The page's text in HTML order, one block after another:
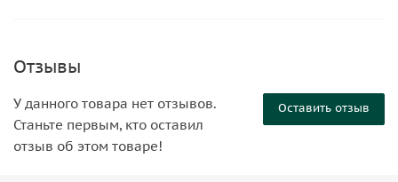
Отзывы
Оставить отзыв
У данного товара нет отзывов.
Станьте первым, кто оставил
отзыв об этом товаре!